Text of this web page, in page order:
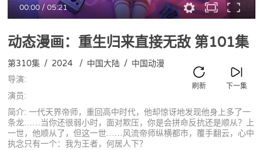
00:00/05:21
动态漫画：重生归来直接无敌 第101集
下一集
刷新
第310集 / 2024 / 中国大陆 / 中国动漫
导演:
演员:
简介: 一代天界帝师，重回高中时代，他却惊讶地发现他身上多了一
条龙……当你还很弱小时，面对欺压，你是会拼命反抗还是顺从？上
一世，他顺从了，但这一世……风流帝师纵横都市，覆手翻云，心中
执念只有一个：我为王者，何居人下？